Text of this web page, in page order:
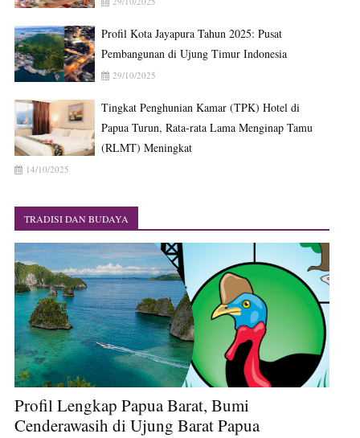
Profil Kota Jayapura Tahun 2025: Pusat
Pembangunan di Ujung Timur Indonesia
29/10/2025
Tingkat Penghunian Kamar (TPK) Hotel di
Papua Turun, Rata-rata Lama Menginap Tamu
(RLMT) Meningkat
14/10/2025
TRADISI DAN BUDAYA
Profil Lengkap Papua Barat, Bumi
Cenderawasih di Ujung Barat Papua